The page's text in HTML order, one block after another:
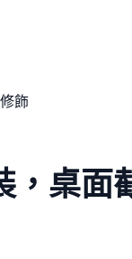
桌面